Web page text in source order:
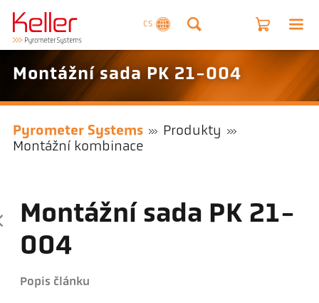
CS
Montážní sada PK 21-004
Pyrometer Systems
Produkty
Montážní kombinace
Montážní sada PK 21-
004
Popis článku